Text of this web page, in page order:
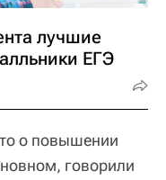
лучшие
ЕГЭ
о повышении
говорили